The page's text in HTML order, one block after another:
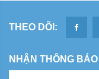
THEO DÕI:
NHẬN THÔNG BÁO